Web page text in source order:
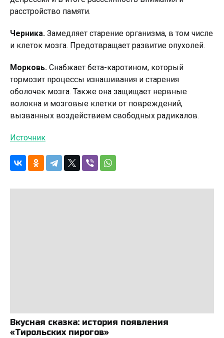
расстройство памяти.
Черника. Замедляет старение организма, в том числе
и клеток мозга. Предотвращает развитие опухолей.
Морковь. Снабжает бета-каротином, который
тормозит процессы изнашивания и старения
оболочек мозга. Также она защищает нервные
волокна и мозговые клетки от повреждений,
вызванных воздействием свободных радикалов.
Источник
Вкусная сказка: история появления
«Тирольских пирогов»